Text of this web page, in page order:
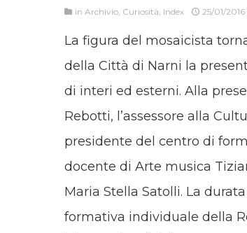
in Archivio Curiosità Index 25/01/
La figura del mosaicista
della Città di Narni la
di interi ed esterni. Alla
Rebotti, l’assessore alla
presidente del centro di
docente di Arte musica
Maria Stella Satolli. La
formativa individuale della